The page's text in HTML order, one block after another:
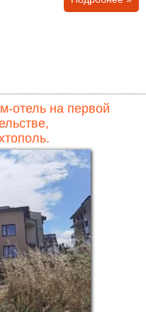
в юго-восточной
отель на первой